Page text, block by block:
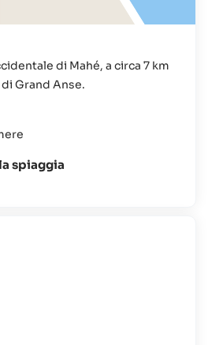
di Mahé, a circa 7 km
Grand Anse.
spiaggia